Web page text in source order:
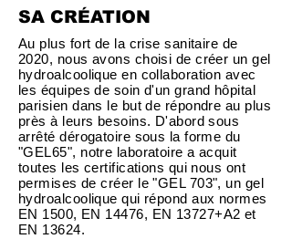
SA CRÉATION
Au plus fort de la crise sanitaire de
2020, nous avons choisi de créer un gel
hydroalcoolique en collaboration avec
les équipes de soin d'un grand hôpital
parisien dans le but de répondre au plus
près à leurs besoins​. D'abord sous
arrêté dérogatoire sous la forme du
"GEL65", notre laboratoire a acquit
toutes les certifications qui nous ont
permises de créer le "GEL 703", un gel
hydroalcoolique qui répond aux normes
EN 1500, EN 14476, EN 13727+A2 et
EN 13624.